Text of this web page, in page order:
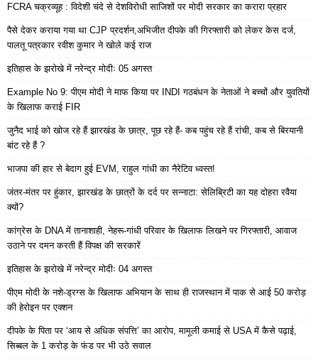
FCRA चक्रव्यूह : विदेशी चंदे से देशविरोधी साजिशों पर मोदी सरकार का करारा प्रहार
पैसे देकर कराया गया था CJP प्रदर्शन,अभिजीत दीपके की गिरफ्तारी को लेकर केस दर्ज,
पालतू पत्रकार रवीश कुमार ने खोले कई राज
इतिहास के झरोखे में नरेन्द्र मोदीः 05 अगस्त
Example No 9: पीएम मोदी ने माफ किया पर INDI गठबंधन के नेताओं ने बच्चों और युवतियों
के खिलाफ कराई FIR
जुनैद भाई को खोज रहे हैं झारखंड के छात्र, पूछ रहे हैं- कब पहुंच रहे हैं रांची, कब से बिरयानी
बांट रहे हैं ?
भाजपा की हार से बेदाग हुई EVM, राहुल गांधी का नैरेटिव ध्वस्त!
जंतर-मंतर पर हुंकार, झारखंड के छात्रों के दर्द पर सन्नाटा: सेलिब्रिटी का यह दोहरा रवैया
क्यों?
कांग्रेस के DNA में तानाशाही, नेहरू-गांधी परिवार के खिलाफ लिखने पर गिरफ्तारी, आवाज
उठाने पर दमन करती हैं विपक्ष की सरकारें
इतिहास के झरोखे में नरेन्द्र मोदीः 04 अगस्त
पीएम मोदी के नशे-ड्रग्स के खिलाफ अभियान के साथ ही राजस्थान में पाक से आई 50 करोड़
की हेरोइन पर एक्शन
दीपके के पिता पर ‘आय से अधिक संपत्ति’ का आरोप, मामूली कमाई से USA में कैसे पढ़ाई,
सिब्बल के 1 करोड़ के फंड पर भी उठे सवाल